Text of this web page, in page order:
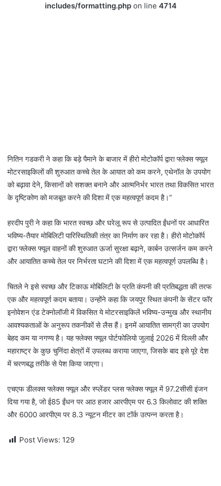
includes/formatting.phpon line 4714
नितिन गडकरी ने कहा कि बड़े पैमाने के बाजार में हीरो मोटोकॉर्प द्वारा फ्लेक्स फ्यूल
मोटरसाइकिलों की शुरुआत कच्चे तेल के आयात को कम करने, एथेनॉल के उपयोग
को बढ़ावा देने, किसानों को सशक्त बनाने और आत्मनिर्भर भारत तथा विकसित भारत
के दृष्टिकोण को मजबूत करने की दिशा में एक महत्वपूर्ण कदम है।”
हरदीप पुरी ने कहा कि भारत स्वच्छ और घरेलू रूप से उत्पादित ईंधनों पर आधारित
भविष्य-तैयार मोबिलिटी पारिस्थितिकी तंत्र का निर्माण कर रहा है। हीरो मोटोकॉर्प
द्वारा फ्लेक्स फ्यूल वाहनों की शुरुआत ऊर्जा सुरक्षा बढ़ाने, कार्बन उत्सर्जन कम करने
और आयातित कच्चे तेल पर निर्भरता घटाने की दिशा में एक महत्वपूर्ण उपलब्धि है।
चितले ने इसे स्वच्छ और टिकाऊ मोबिलिटी के प्रति कंपनी की प्रतिबद्धता की तरफ
एक और महत्वपूर्ण कदम बताया। उन्होंने कहा कि जयपुर स्थित कंपनी के सेंटर फॉर
इनोवेशन एंड टेक्नोलॉजी में विकसित ये मोटरसाइकिलें भविष्य-उन्मुख और स्थानीय
आवश्यकताओं के अनुरूप तकनीकों से लैस हैं। इनमें आयातित सामग्री का उपयोग
बेहद कम या नगण्य है। यह फ्लेक्स फ्यूल पोर्टफोलियो जुलाई 2026 में दिल्ली और
महाराष्ट्र के कुछ चुनिंदा क्षेत्रों में उपलब्ध कराया जाएगा, जिसके बाद इसे पूरे देश
में चरणबद्ध तरीके से पेश किया जाएगा।
एचएफ डीलक्स फ्लेक्स फ्यूल और स्प्लेंडर प्लस फ्लेक्स फ्यूल में 97.2सीसी इंजन
दिया गया है, जो ई85 ईंधन पर आठ हजार आरपीएम पर 6.3 किलोवाट की शक्ति
और 6000 आरपीएम पर 8.3 न्यूटन मीटर का टॉर्क उत्पन्न करता है।
Post Views: 129